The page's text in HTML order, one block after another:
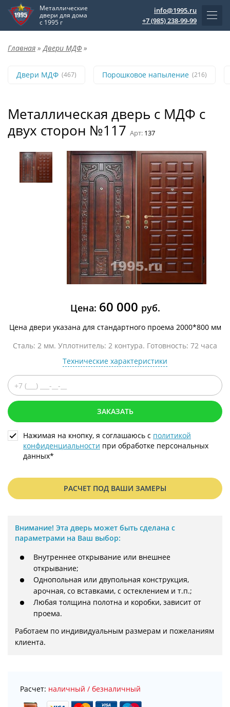
Металлические
двери для дома
с 1995 г
info@1995.ru
+7 (985) 238-99-99
Главная » Двери МДФ »
Двери МДФ (467) Порошковое напыление (216)
Металлическая дверь с МДФ с
двух сторон №117 Арт: 137
Цена: 60 000 руб.
Цена двери указана для стандартного проема 2000*800 мм
Сталь: 2 мм. Уплотнитель: 2 контура. Готовность: 72 часа
Технические характеристики
ЗАКАЗАТЬ
Нажимая на кнопку, я соглашаюсь с политикой
конфиденциальности при обработке персональных
данных*
РАСЧЕТ ПОД ВАШИ ЗАМЕРЫ
Внимание! Эта дверь может быть сделана с
параметрами на Ваш выбор:
Внутреннее открывание или внешнее
открывание;
Однопольная или двупольная конструкция,
арочная, со вставками, с остеклением и т.п.;
Любая толщина полотна и коробки, зависит от
проема.
Работаем по индивидуальным размерам и пожеланиям
клиента.
Расчет: наличный / безналичный